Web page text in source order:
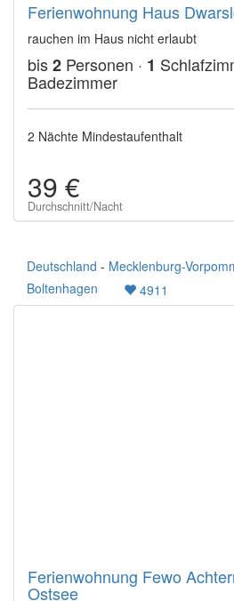
Ferienwohnung Haus
rauchen im Haus nicht erlaubt
bis2 Personen · 1
Badezimmer
2 Nächte Mindestaufenthalt
39 €
Durchschnitt/Nacht
Deutschland - Mecklenburg-
Boltenhagen
4911
Ferienwohnung Fewo
Ostsee